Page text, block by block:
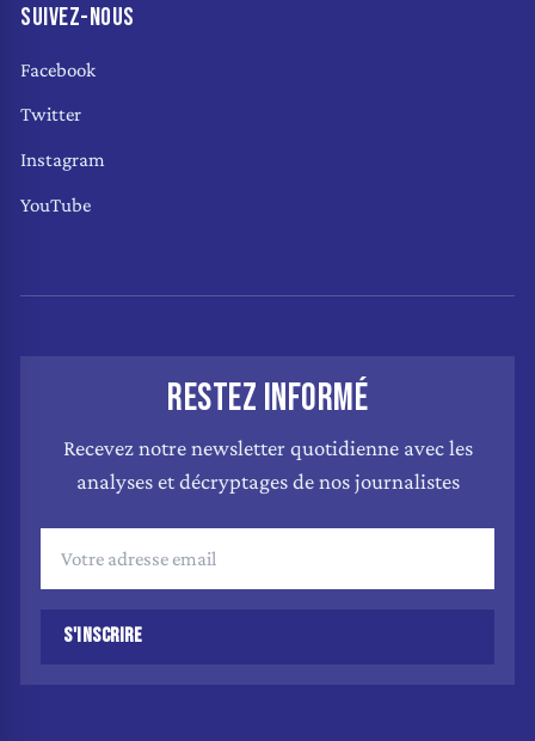
SUIVEZ-NOUS
Facebook
Twitter
Instagram
YouTube
RESTEZ INFORMÉ
Recevez notre newsletter quotidienne avec les
analyses et décryptages de nos journalistes
S'INSCRIRE